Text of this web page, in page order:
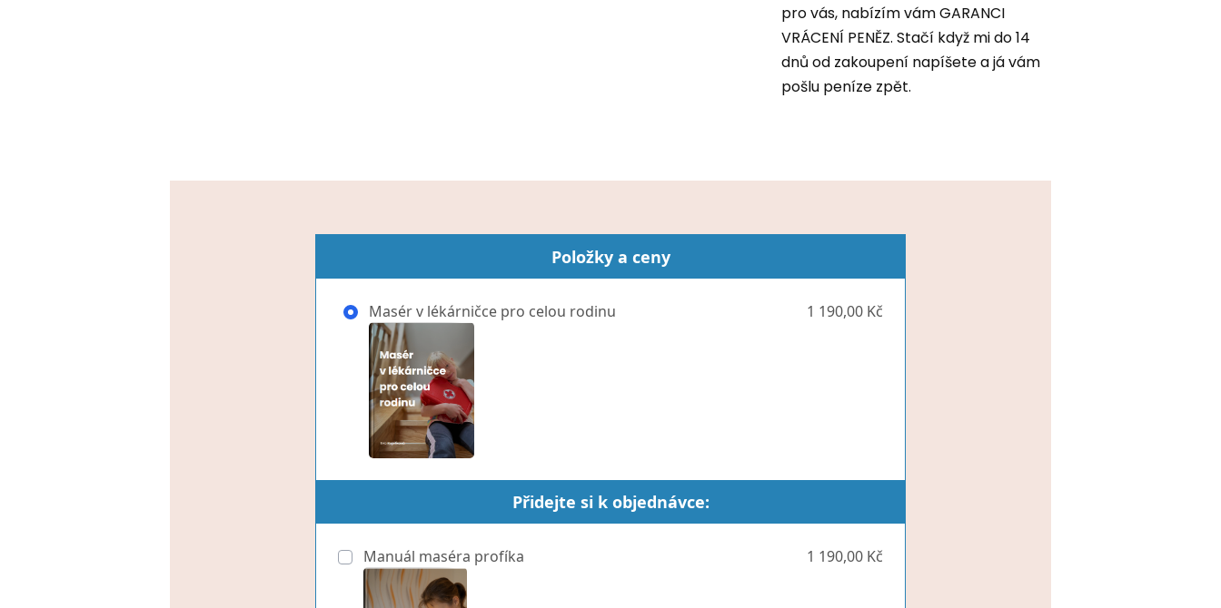
pro vás, nabízím vám GARANCI
VRÁCENÍ PENĚZ. Stačí když mi do 14
dnů od zakoupení napíšete a já vám
pošlu peníze zpět.
Položky a ceny
Masér v lékárničce pro celou rodinu 1 190,00 Kč
Přidejte si k objednávce:
Manuál maséra profíka 1 190,00 Kč